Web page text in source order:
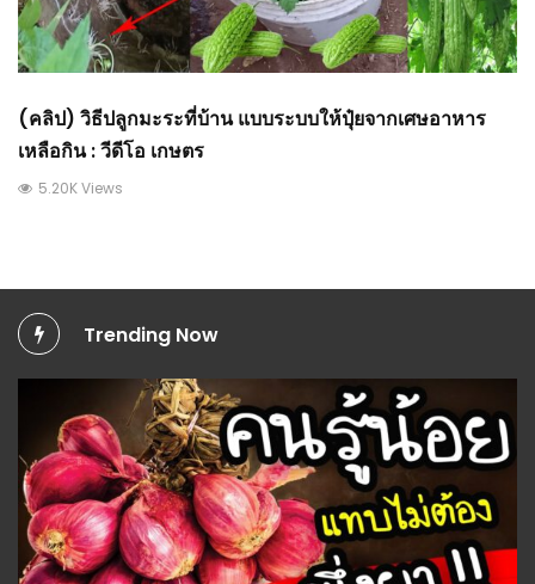
(คลิป) วิธีปลูกมะระที่บ้าน แบบระบบให้ปุ๋ยจากเศษอาหาร
เหลือกิน : วีดีโอ เกษตร
5.20K Views
Trending Now